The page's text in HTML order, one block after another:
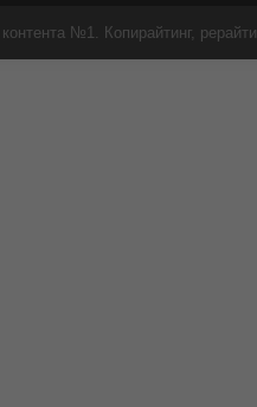
№1. Копирайтинг,